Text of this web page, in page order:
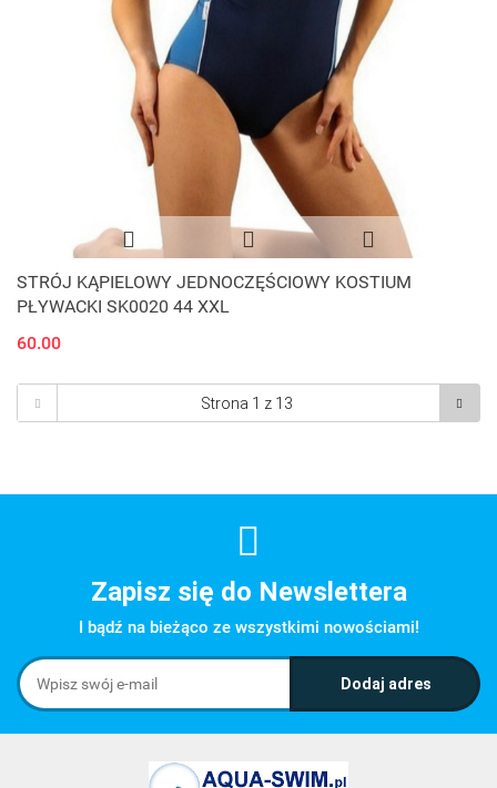
STRÓJ KĄPIELOWY JEDNOCZĘŚCIOWY KOSTIUM
PŁYWACKI SK0020 44 XXL
60.00
Zapisz się do Newslettera
I bądź na bieżąco ze wszystkimi nowościami!